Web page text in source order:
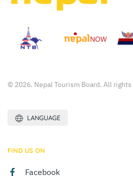
© 2026. Nepal Tourism Board. All
LANGUAGE
FIND US ON
Facebook